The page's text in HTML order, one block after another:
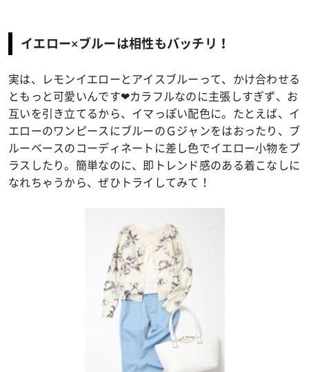
イエロー×ブルーは相性もバッチリ！
実は、レモンイエローとアイスブルーって、かけ合わせる
ともっと可愛いんです❤カラフルなのに主張しすぎず、お
互いを引き立てるから、イマっぽい配色に。たとえば、イ
エローのワンピースにブルーのＧジャンをはおったり、ブ
ルーベースのコーディネートに差し色でイエロー小物をプ
ラスしたり。簡単なのに、即トレンド感のある着こなしに
なれちゃうから、ぜひトライしてみて！